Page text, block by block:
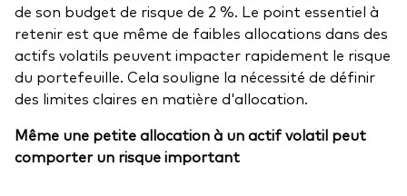
de son budget de risque de 2 %. Le point essentiel à
retenir est que même de faibles allocations dans des
actifs volatils peuvent impacter rapidement le risque
du portefeuille. Cela souligne la nécessité de définir
des limites claires en matière d'allocation.
Même une petite allocation à un actif volatil peut
comporter un risque important